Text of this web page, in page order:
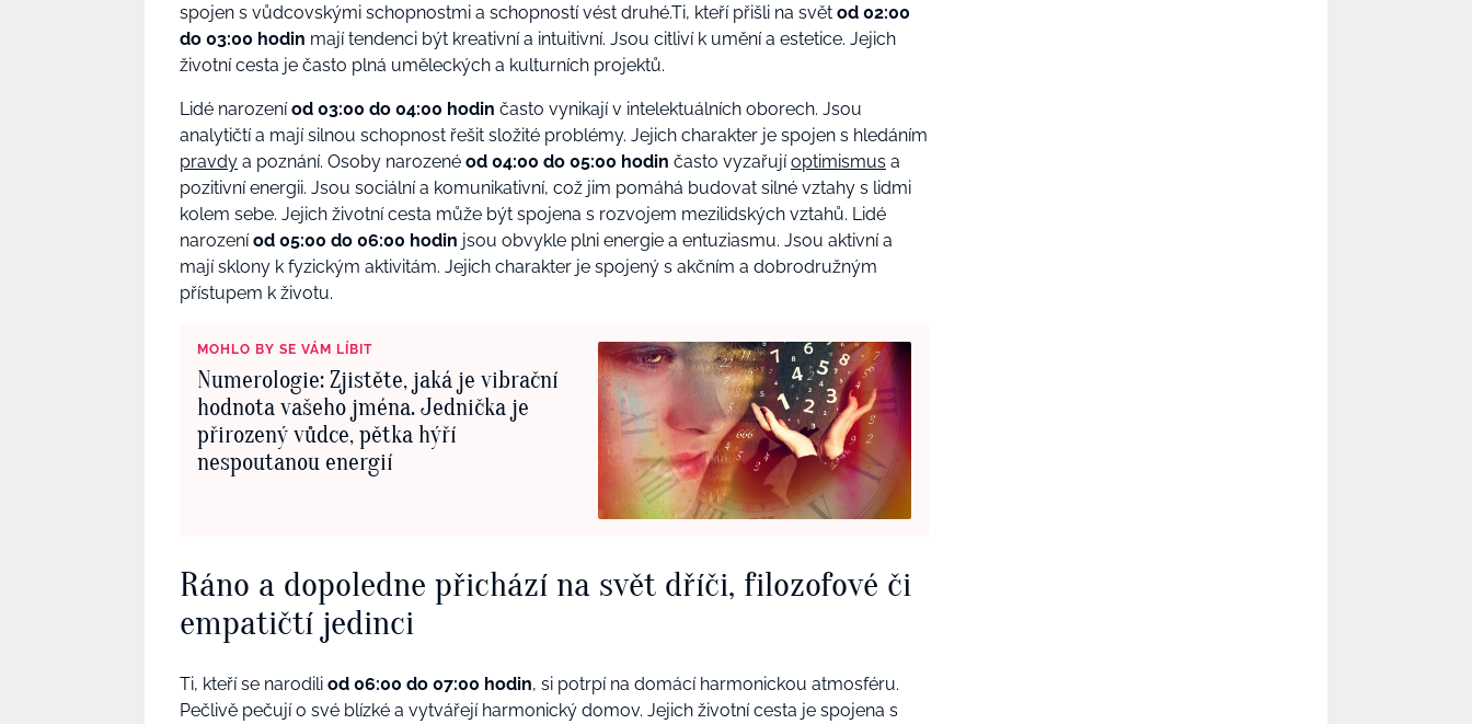
spojen s vůdcovskými schopnostmi a schopností vést druhé.Ti, kteří přišli na svět od 02:00
do 03:00 hodin mají tendenci být kreativní a intuitivní. Jsou citliví k umění a estetice. Jejich
životní cesta je často plná uměleckých a kulturních projektů.
Lidé narozeníod 03:00 do 04:00 hodin často vynikají v intelektuálních oborech. Jsou
analytičtí a mají silnou schopnost řešit složité problémy. Jejich charakter je spojen s hledáním
pravdy a poznání. Osoby narozené od 04:00 do 05:00 hodin často vyzařujíoptimismus a
pozitivní energii. Jsou sociální a komunikativní, což jim pomáhá budovat silné vztahy s lidmi
kolem sebe. Jejich životní cesta může být spojena s rozvojem mezilidských vztahů. Lidé
narozeníod 05:00 do 06:00 hodin jsou obvykle plni energie a entuziasmu. Jsou aktivní a
mají sklony k fyzickým aktivitám. Jejich charakter je spojený s akčním a dobrodružným
přístupem k životu.
MOHLO BY SE VÁM LÍBIT
Numerologie: Zjistěte, jaká je vibrační
hodnota vašeho jména. Jednička je
přirozený vůdce, pětka hýří
nespoutanou energií
Ráno a dopoledne přichází na svět dříči, filozofové či
empatičtí jedinci
Ti, kteří se narodili od 06:00 do 07:00 hodin, si potrpí na domácí harmonickou atmosféru.
Pečlivě pečují o své blízké a vytvářejí harmonický domov. Jejich životní cesta je spojena s